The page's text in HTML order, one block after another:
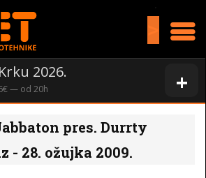
+
2026.
— od 20h
pres. Durrty
- 28. ožujka 2009.